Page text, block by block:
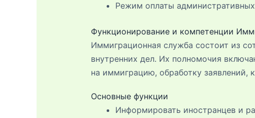
Режим оплаты
Функционирование и компетенции
Иммиграционная служба состоит из
внутренних дел. Их полномочия
на иммиграцию, обработку заявлений,
Основные функции
Информировать иностранцев и